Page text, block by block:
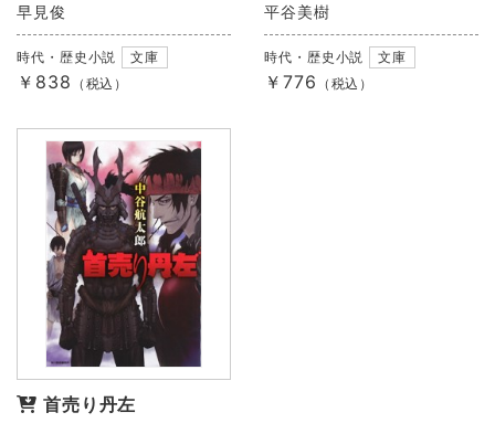
早見俊
時代・歴史小説 文庫
￥838 （税込）
平谷美樹
時代・歴史小説 文庫
￥776 （税込）
首売り丹左